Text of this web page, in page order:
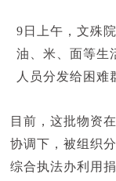
9日上午，文殊
油、米、面等生
人员分发给困难
目前，这批物资
协调下，被组织
综合执法办利用